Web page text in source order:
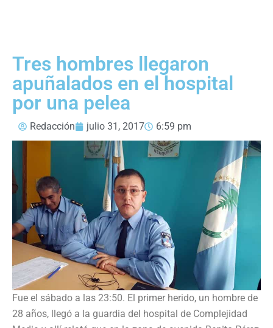
Tres hombres llegaron
apuñalados en el hospital
por una pelea
Redacción julio 31, 2017 6:59 pm
Fue el sábado a las 23:50. El primer herido, un hombre de
28 años, llegó a la guardia del hospital de Complejidad